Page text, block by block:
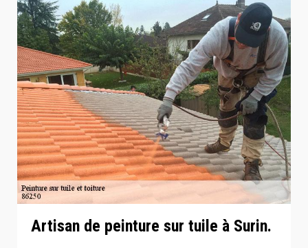
Artisan de peinture sur tuile à Surin.